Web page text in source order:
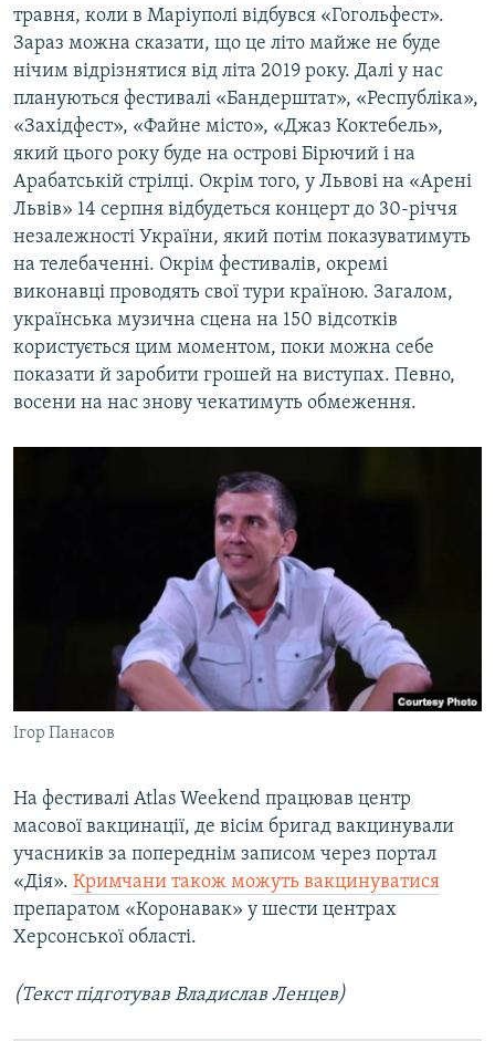
травня, коли в Маріуполі відбувся «Гогольфест».
Зараз можна сказати, що це літо майже не буде
нічим відрізнятися від літа 2019 року. Далі у нас
плануються фестивалі «Бандерштат», «Республіка»,
«Західфест», «Файне місто», «Джаз Коктебель»,
який цього року буде на острові Бірючий і на
Арабатській стрілці. Окрім того, у Львові на «Арені
Львів» 14 серпня відбудеться концерт до 30-річчя
незалежності України, який потім показуватимуть
на телебаченні. Окрім фестивалів, окремі
виконавці проводять свої тури країною. Загалом,
українська музична сцена на 150 відсотків
користується цим моментом, поки можна себе
показати й заробити грошей на виступах. Певно,
восени на нас знову чекатимуть обмеження.
Ігор Панасов
На фестивалі Atlas Weekend працював центр
масової вакцинації, де вісім бригад вакцинували
учасників за попереднім записом через портал
«Дія». Кримчани також можуть вакцинуватися
препаратом «Коронавак» у шести центрах
Херсонської області.
(Текст підготував Владислав Ленцев)